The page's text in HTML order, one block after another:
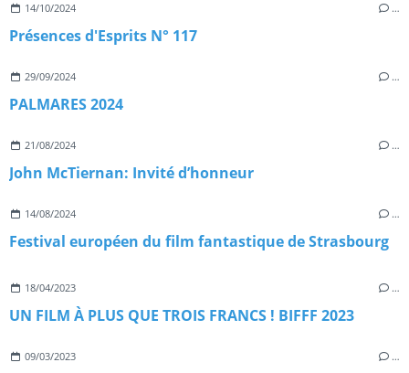
14/10/2024 …
Présences d'Esprits N° 117
29/09/2024 …
PALMARES 2024
21/08/2024 …
John McTiernan: Invité d’honneur
14/08/2024 …
Festival européen du film fantastique de Strasbourg
18/04/2023 …
UN FILM À PLUS QUE TROIS FRANCS ! BIFFF 2023
09/03/2023 …